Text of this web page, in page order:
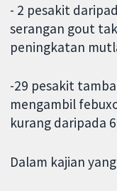
- 2 pesakit
serangan gout
peningkatan
-29 pesakit
mengambil
kurang daripada
Dalam kajian